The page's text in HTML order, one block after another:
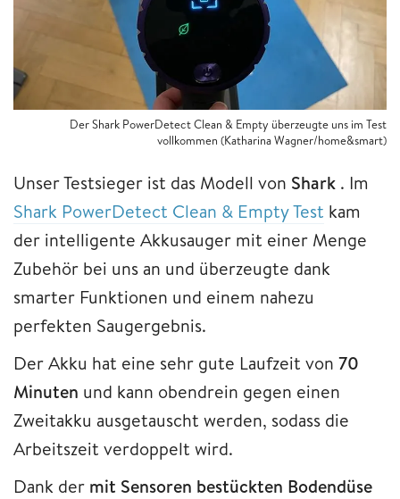
Der Shark PowerDetect Clean & Empty überzeugte uns im Test
vollkommen (Katharina Wagner/home&smart)
Unser Testsieger ist das Modell von Shark . Im
Shark PowerDetect Clean & Empty Test kam
der intelligente Akkusauger mit einer Menge
Zubehör bei uns an und überzeugte dank
smarter Funktionen und einem nahezu
perfekten Saugergebnis.
Der Akku hat eine sehr gute Laufzeit von 70
Minuten und kann obendrein gegen einen
Zweitakku ausgetauscht werden, sodass die
Arbeitszeit verdoppelt wird.
Dank der mit Sensoren bestückten Bodendüse